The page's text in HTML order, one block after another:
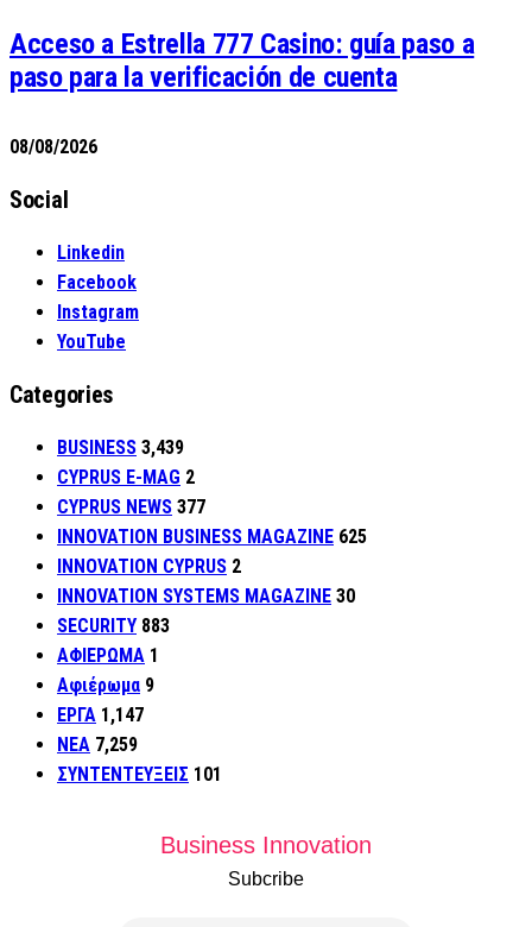
Acceso a Estrella 777 Casino: guía paso a
paso para la verificación de cuenta
08/08/2026
Social
Linkedin
Facebook
Instagram
YouTube
Categories
BUSINESS 3,439
CYPRUS E-MAG 2
CYPRUS NEWS 377
INNOVATION BUSINESS MAGAZINE 625
INNOVATION CYPRUS 2
INNOVATION SYSTEMS MAGAZINE 30
SECURITY 883
ΑΦΙΕΡΩΜΑ 1
Αφιέρωμα 9
ΕΡΓΑ 1,147
ΝΕΑ 7,259
ΣΥΝΤΕΝΤΕΥΞΕΙΣ 101
Business Innovation
Subcribe